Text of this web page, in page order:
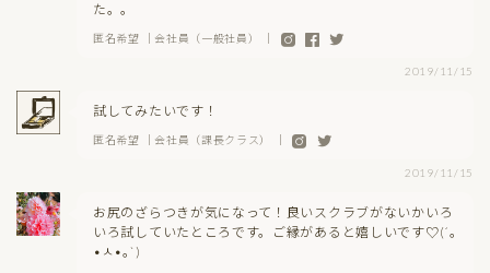
た。。
匿名希望 ｜会社員（一般社員） ｜
2019/11/15
試してみたいです！
匿名希望 ｜会社員（課長クラス） ｜
2019/11/15
お尻のざらつきが気になって！良いスクラブがないかいろ
いろ試していたところです。ご縁があると嬉しいです♡(´｡
•ㅅ•｡`)